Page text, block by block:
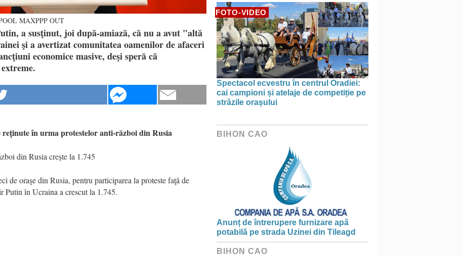
MAXPPP OUT
a susţinut, joi după-amiază, că nu a avut "altă
şi a avertizat comunitatea oamenilor de afaceri
economice masive, deşi speră că
reținute în urma protestelor anti-război din Rusia
din Rusia crește la 1.745
de oraşe din Rusia, pentru participarea la proteste faţă de
Putin în Ucraina a crescut la 1.745.
FOTO-VIDEO
Spectacol ecvestru în centrul Oradiei:
cai campioni și atelaje de competiție pe
străzile orașului
BIHON CAO
Anunț de întrerupere furnizare apă
potabilă pe strada Uzinei din Tileagd
BIHON CAO